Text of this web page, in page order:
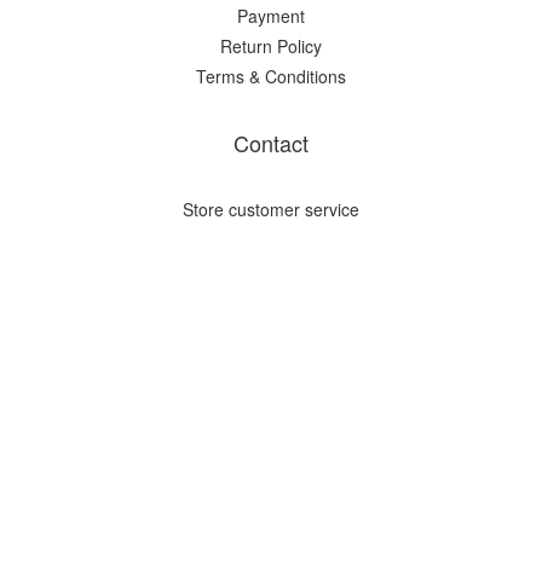
Payment
Return Policy
Terms & Conditions
Contact
Store customer service